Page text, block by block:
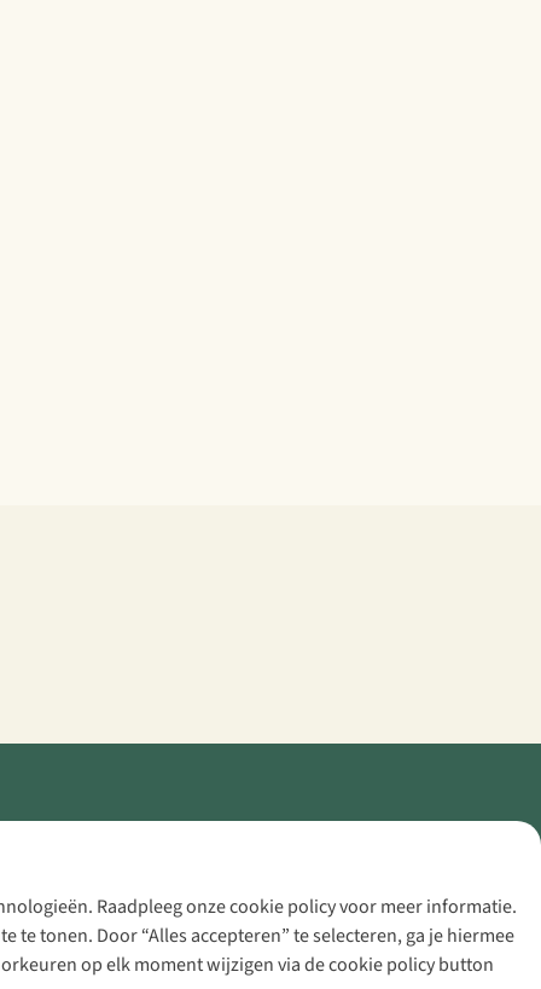
Raadpleeg onze cookie policy voor meer informatie.
tonen. Door “Alles accepteren” te selecteren, ga je hiermee
op elk moment wijzigen via de cookie policy button